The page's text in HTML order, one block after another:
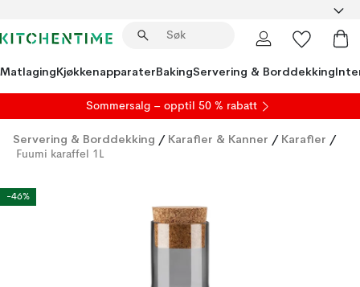
MatlagingKjøkkenapparaterBakingServering & Borddekking
Sommersalg – opptil 50 % rabatt
Servering & Borddekking / Karafler & Kanner / Karafler /
Fuumi karaffel 1L
-46%